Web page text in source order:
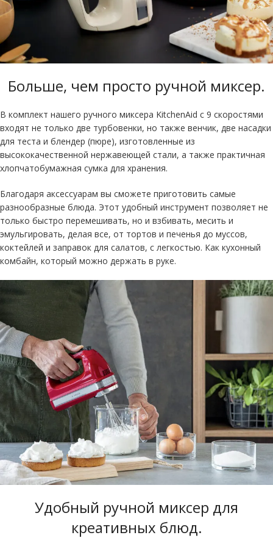
Больше, чем просто ручной миксер.
В комплект нашего ручного миксера KitchenAid с 9 скоростями
входят не только две турбовенки, но также венчик, две насадки
для теста и блендер (пюре), изготовленные из
высококачественной нержавеющей стали, а также практичная
хлопчатобумажная сумка для хранения.
Благодаря аксессуарам вы сможете приготовить самые
разнообразные блюда. Этот удобный инструмент позволяет не
только быстро перемешивать, но и взбивать, месить и
эмульгировать, делая все, от тортов и печенья до муссов,
коктейлей и заправок для салатов, с легкостью. Как кухонный
комбайн, который можно держать в руке.
Удобный ручной миксер для
креативных блюд.